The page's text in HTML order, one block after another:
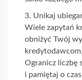
Unikaj
Wiele zapytań
obniżyć Twój
Ogranicz liczbę
i pamiętaj o